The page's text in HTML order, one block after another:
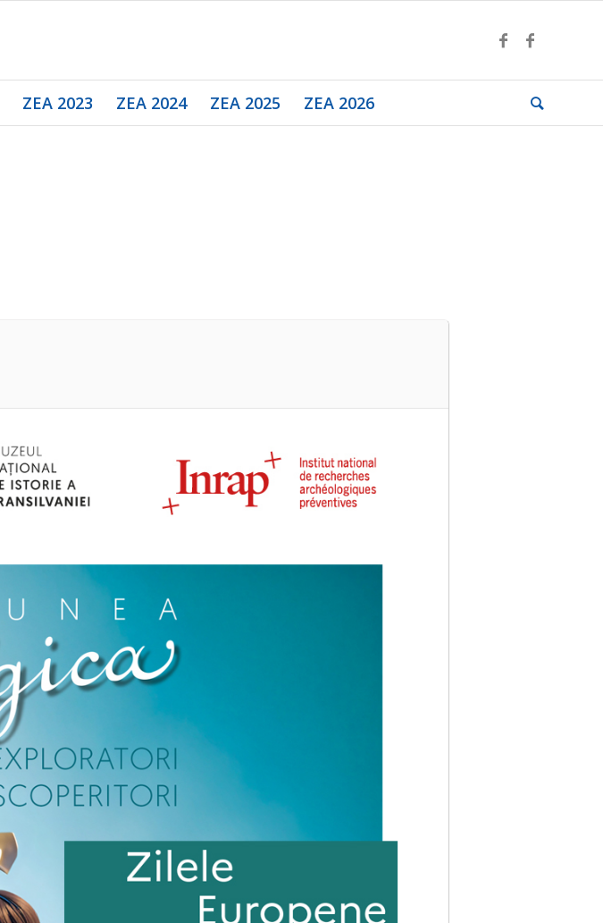
ZEA 2023 ZEA 2024 ZEA 2025 ZEA 2026